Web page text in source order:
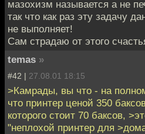
мазохизм называется а не
так что как раз эту задачу
не выполняет!
Сам страдаю от этого
temas »
#42 | 27.08.01 18:15
>Камрады, вы что - на
что принтер ценой 350
которого стоит 70 баксов,
"неплохой принтер для